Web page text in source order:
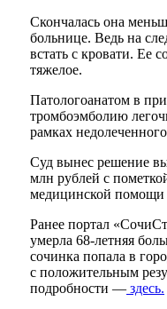
Скончалась она
больнице. Ведь на
встать с кровати. Ее
тяжелое.
Патологоанатом в
тромбоэмболию
рамках
Суд вынес решение
млн рублей с
медицинской помощи
Ранее портал
умерла 68-летняя
сочинка попала в
с положительным
подробности — здесь.